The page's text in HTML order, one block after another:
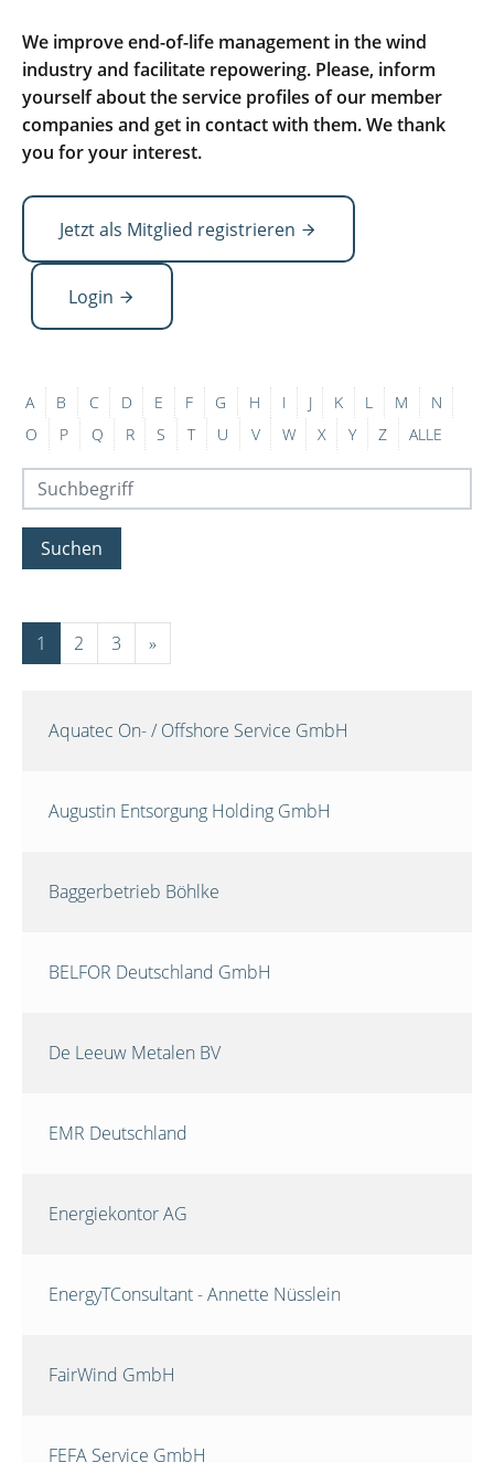
We improve end-of-life management in the wind
industry and facilitate repowering. Please, inform
yourself about the service profiles of our member
companies and get in contact with them. We thank
you for your interest.
Jetzt als Mitglied registrieren
Login
A B C D E F G H I J K L M
N
O
P Q R S T U V W X Y Z ALLE
Suchen
1 2 3 »
Aquatec On- / Offshore Service GmbH
Augustin Entsorgung Holding GmbH
Baggerbetrieb Böhlke
BELFOR Deutschland GmbH
De Leeuw Metalen BV
EMR Deutschland
Energiekontor AG
EnergyTConsultant - Annette Nüsslein
FairWind GmbH
FEFA Service GmbH